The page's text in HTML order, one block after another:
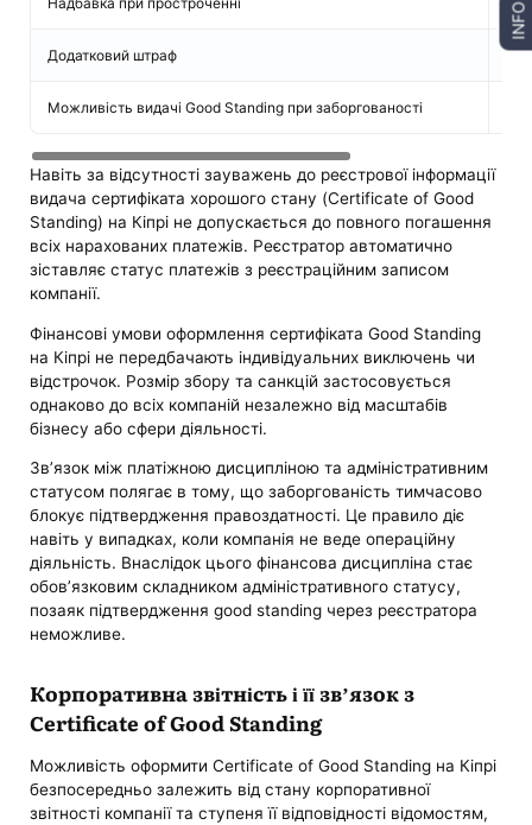
Додатковий штраф
Можливість видачі Good Standing при заборгованості
Навіть за відсутності зауважень до реєстрової інформації
видача сертифіката хорошого стану (Certificate of Good
Standing) на Кіпрі не допускається до повного погашення
всіх нарахованих платежів. Реєстратор автоматично
зіставляє статус платежів з реєстраційним записом
компанії.
Фінансові умови оформлення сертифіката Good Standing
на Кіпрі не передбачають індивідуальних виключень чи
відстрочок. Розмір збору та санкцій застосовується
однаково до всіх компаній незалежно від масштабів
бізнесу або сфери діяльності.
Зв’язок між платіжною дисципліною та адміністративним
статусом полягає в тому, що заборгованість тимчасово
блокує підтвердження правоздатності. Це правило діє
навіть у випадках, коли компанія не веде операційну
діяльність. Внаслідок цього фінансова дисципліна стає
обов’язковим складником адміністративного статусу,
позаяк підтвердження good standing через реєстратора
неможливе.
Корпоративна звітність і її зв’язок з
Certificate of Good Standing
Можливість оформити Certificate of Good Standing на Кіпрі
безпосередньо залежить від стану корпоративної
звітності компанії та ступеня її відповідності відомостям,
INFO